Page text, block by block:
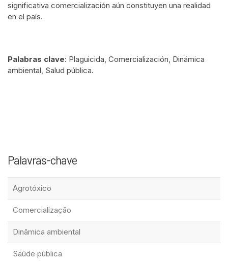
significativa comercialización aún constituyen una realidad
en el país.
Palabras clave: Plaguicida, Comercialización, Dinámica
ambiental, Salud pública.
Palavras-chave
Agrotóxico
Comercialização
Dinâmica ambiental
Saúde pública